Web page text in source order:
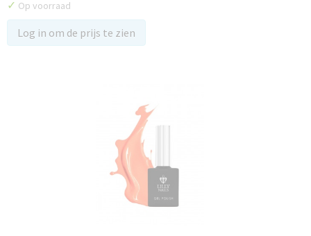
✓ Op voorraad
Log in om de prijs te zien